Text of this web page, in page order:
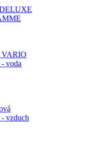
voda
vzduch